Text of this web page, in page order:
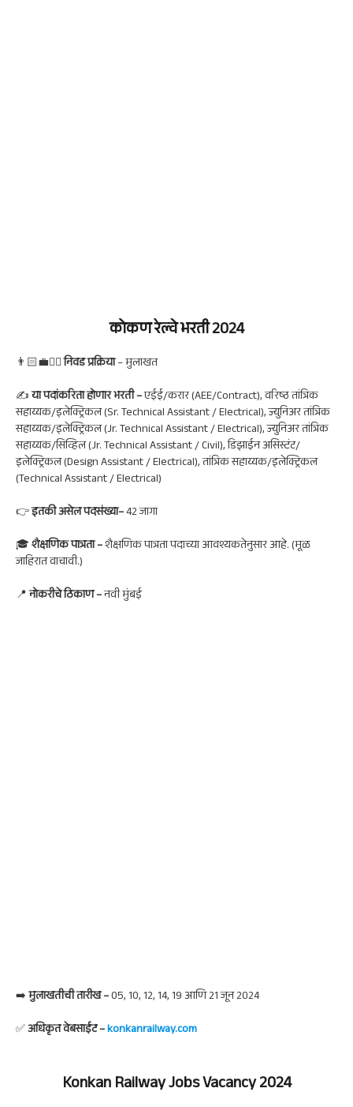
कोकण रेल्वेभरती 2024
👨🏻‍💼🙋‍♀️निवड प्रक्रिया– मुलाखत
✍या पदांकरिता होणार भरती –एईई/करार (AEE/Contract), वरिष्ठ तांत्रिक
सहाय्यक/इलेक्ट्रिकल (Sr. Technical Assistant / Electrical), ज्युनिअर तांत्रिक
सहाय्यक/इलेक्ट्रिकल (Jr. Technical Assistant / Electrical), ज्युनिअर तांत्रिक
सहाय्यक/सिव्हिल (Jr. Technical Assistant / Civil), डिझाईन असिस्टंट/
इलेक्ट्रिकल (Design Assistant / Electrical), तांत्रिक सहाय्यक/इलेक्ट्रिकल
(Technical Assistant / Electrical)
👉इतकी असेल पदसंख्या–42 जागा
🎓शैक्षणिक पात्रता –शैक्षणिक पात्रता पदाच्या आवश्यकतेनुसार आहे. (मूळ
जाहिरात वाचावी.)
📍नोकरीचे ठिकाण –नवी मुंबई
➡️मुलाखतीची तारीख –05, 10, 12, 14, 19 आणि 21 जून 2024
✅अधिकृत वेबसाईट –konkanrailway.com
Konkan Railway Jobs Vacancy 2024